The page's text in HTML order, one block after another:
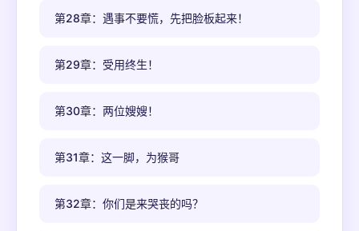
第28章：遇事不要慌，先把脸板起来！
第29章：受用终生！
第30章：两位嫂嫂！
第31章：这一脚，为猴哥
第32章：你们是来哭丧的吗？